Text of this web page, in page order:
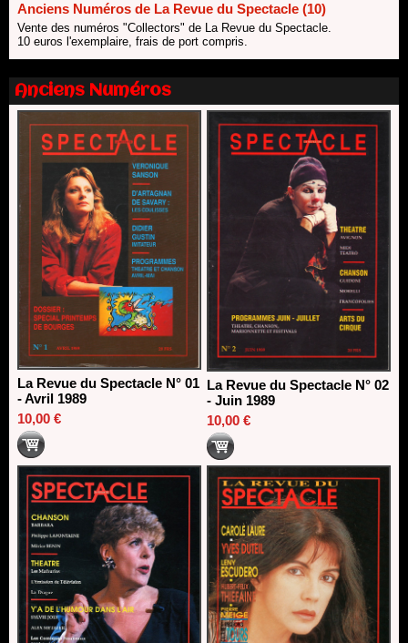
Nomination de Nathalie Garraud et Olivier Saccomano à la
direction du Théâtre de Gennevilliers - CDN
13/06/2026
18/03/2026
Anciens Numéros de La Revue du Spectacle (10)
Vente des numéros "Collectors" de La Revue du Spectacle.
10 euros l'exemplaire, frais de port compris.
Anciens Numéros
La Revue du Spectacle N° 01
- Avril 1989
10,00 €
La Revue du Spectacle N° 02
- Juin 1989
10,00 €